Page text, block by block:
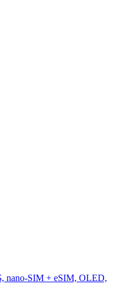
nano-SIM + eSIM, OLED,